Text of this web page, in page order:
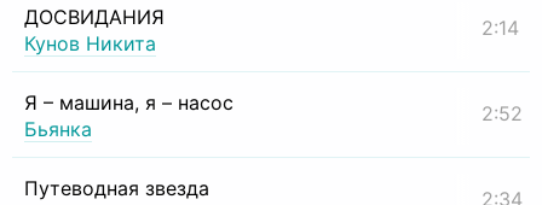
ДОСВИДАНИЯ
Кунов Никита
2:14
Я – машина, я – насос
Бьянка
2:52
Путеводная звезда
2:34